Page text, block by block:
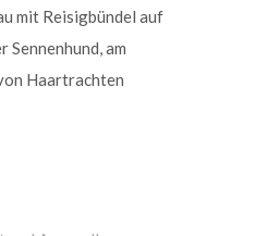
mit Reisigbündel auf
Sennenhund, am
Haartrachten